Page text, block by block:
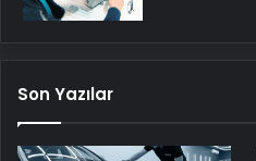
Son Yazılar